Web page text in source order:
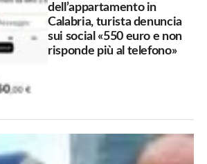
dell’appartamento in
Calabria, turista denuncia
sui social «550 euro e non
risponde più al telefono»